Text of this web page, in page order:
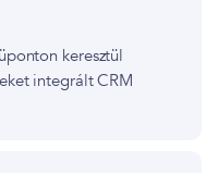
keresztül
integrált CRM